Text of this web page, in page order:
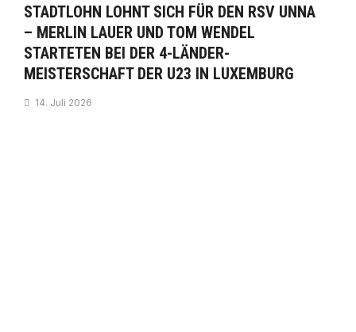
STADTLOHN LOHNT SICH FÜR DEN RSV UNNA
– MERLIN LAUER UND TOM WENDEL
STARTETEN BEI DER 4-LÄNDER-
MEISTERSCHAFT DER U23 IN LUXEMBURG
14. Juli 2026